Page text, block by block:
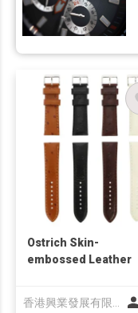
Ostrich Skin-
embossed Leather